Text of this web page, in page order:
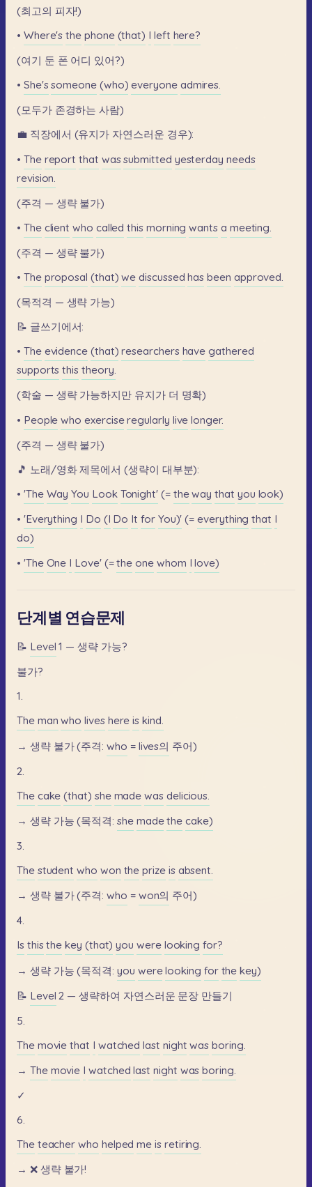
(최고의 피자!)
• Where's the phone (that) I left here?
(여기 둔 폰 어디 있어?)
• She's someone (who) everyone admires.
(모두가 존경하는 사람)
💼 직장에서 (유지가 자연스러운 경우):
• The report that was submitted yesterday needs
revision.
(주격 — 생략 불가)
• The client who called this morning wants a meeting.
(주격 — 생략 불가)
• The proposal (that) we discussed has been approved.
(목적격 — 생략 가능)
📝 글쓰기에서:
• The evidence (that) researchers have gathered
supports this theory.
(학술 — 생략 가능하지만 유지가 더 명확)
• People who exercise regularly live longer.
(주격 — 생략 불가)
🎵 노래/영화 제목에서 (생략이 대부분):
• 'The Way You Look Tonight' (= the way that you look)
• 'Everything I Do (I Do It for You)' (= everything that I
do)
• 'The One I Love' (= the one whom I love)
단계별 연습문제
📝 Level 1 — 생략 가능?
불가?
1.
The man who lives here is kind.
→ 생략 불가 (주격: who = lives의 주어)
2.
The cake (that) she made was delicious.
→ 생략 가능 (목적격: she made the cake)
3.
The student who won the prize is absent.
→ 생략 불가 (주격: who = won의 주어)
4.
Is this the key (that) you were looking for?
→ 생략 가능 (목적격: you were looking for the key)
📝 Level 2 — 생략하여 자연스러운 문장 만들기
5.
The movie that I watched last night was boring.
→ The movie I watched last night was boring.
✓
6.
The teacher who helped me is retiring.
→ ❌ 생략 불가!